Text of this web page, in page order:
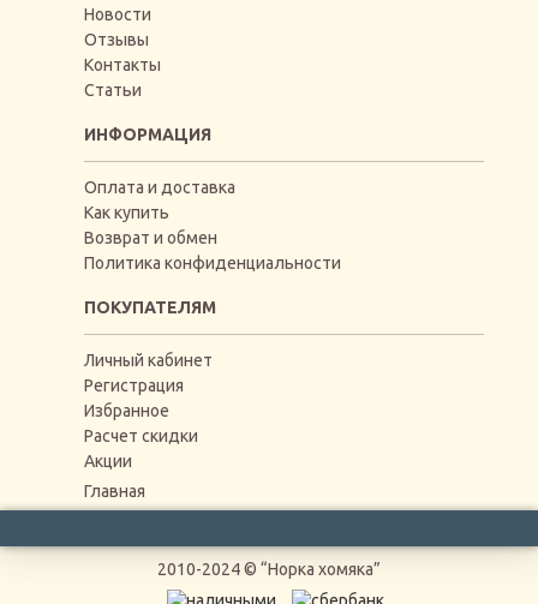
Новости
Отзывы
Контакты
Статьи
ИНФОРМАЦИЯ
Оплата и доставка
Как купить
Возврат и обмен
Политика конфиденциальности
ПОКУПАТЕЛЯМ
Личный кабинет
Регистрация
Избранное
Расчет скидки
Акции
Главная
2010-2024 © “Норка хомяка”